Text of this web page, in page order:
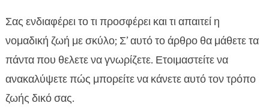
κατοικίδιο
Tips για ασφαλείς περιπλανήσεις με το σκύλο
σας
Πώς να διατηρήσετε υγιές το σκύλο σας εν
κινήσει
 CricksyDog: Ιδανική διατροφή για νομαδικούς
Σας ενδιαφέρει το τι προσφέρει και τι απαιτεί η
νομαδική ζωή με σκύλο; Σ’ αυτό το άρθρο θα μάθετε τα
πάντα που θελετε να γνωρίζετε. Ετοιμαστείτε να
ανακαλύψετε πώς μπορείτε να κάνετε αυτό τον τρόπο
ζωής δικό σας.